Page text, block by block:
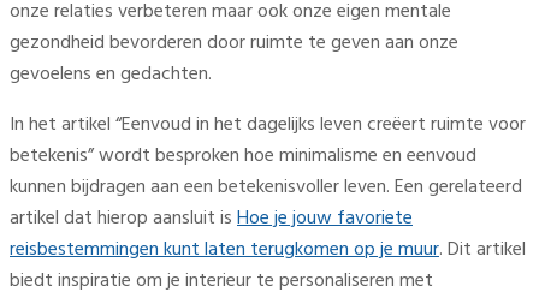
onze relaties verbeteren maar ook onze eigen mentale
gezondheid bevorderen door ruimte te geven aan onze
gevoelens en gedachten.
In het artikel “Eenvoud in het dagelijks leven creëert ruimte voor
betekenis” wordt besproken hoe minimalisme en eenvoud
kunnen bijdragen aan een betekenisvoller leven. Een gerelateerd
artikel dat hierop aansluit isHoe je jouw favoriete
reisbestemmingen kunt laten terugkomen op je muur. Dit artikel
biedt inspiratie om je interieur te personaliseren met